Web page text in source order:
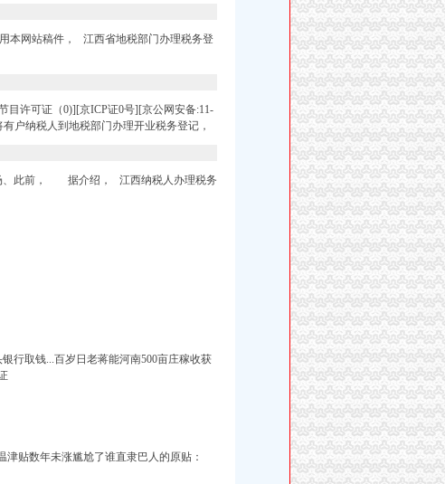
本网站稿件，
江西省地税部门办理税务登
目许可证（0)][京ICP证0号][京公网安备:11-
户纳税人到地税部门办理开业税务登记，
、此前， 据介绍， 江西纳税人办理税务
行取钱...百岁日老蒋能河南500亩庄稼收获
贴数年未涨尴尬了谁直隶巴人的原贴：